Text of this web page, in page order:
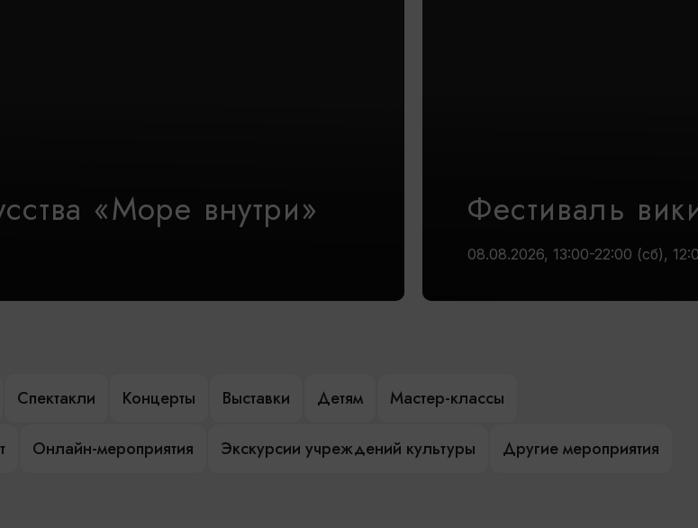
«Море внутри» Фестиваль
08.08.2026, 13:00-22:00 (сб),
Спектакли Концерты Выставки Детям Мастер-классы
Онлайн-мероприятия Экскурсии учреждений культуры Другие мероприятия